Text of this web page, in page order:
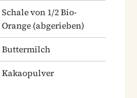
Schale von 1/2 Bio-
Orange (abgerieben)
Buttermilch
Kakaopulver